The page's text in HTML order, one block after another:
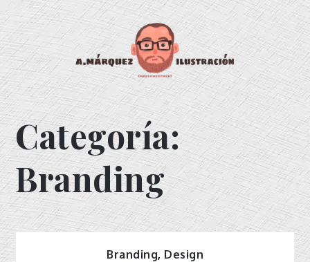
Skip
to
content
Margomdrawer
Ilustrador
Categoría:
Branding
Branding, Design